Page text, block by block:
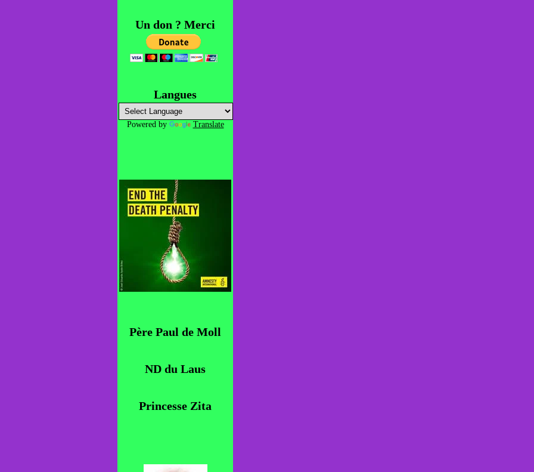
Un don ? Merci
Langues
Powered by Translate
Père Paul de Moll
ND du Laus
Princesse Zita